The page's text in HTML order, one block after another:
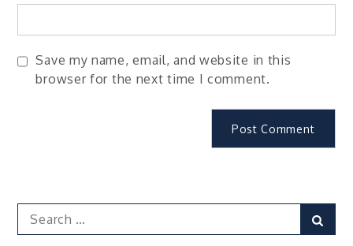
Save my name, email, and website in this
browser for the next time I comment.
Search
for: